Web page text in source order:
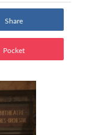
Share
Pocket